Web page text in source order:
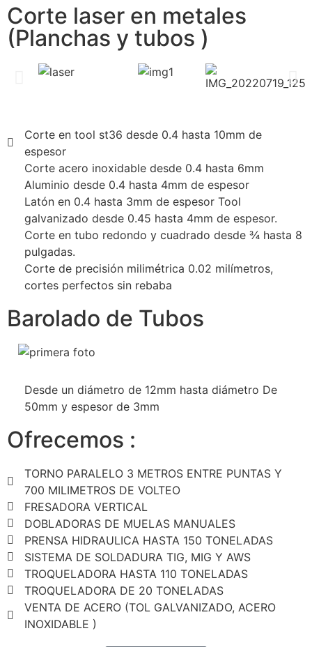
Corte laser en metales
(Planchas y tubos )
Corte en tool st36 desde 0.4 hasta 10mm de
espesor
Corte acero inoxidable desde 0.4 hasta 6mm
Aluminio desde 0.4 hasta 4mm de espesor
Latón en 0.4 hasta 3mm de espesor Tool
galvanizado desde 0.45 hasta 4mm de espesor.
Corte en tubo redondo y cuadrado desde ¾ hasta 8
pulgadas.
Corte de precisión milimétrica 0.02 milímetros,
cortes perfectos sin rebaba
Barolado de Tubos
Desde un diámetro de 12mm hasta diámetro De
50mm y espesor de 3mm
Ofrecemos :
TORNO PARALELO 3 METROS ENTRE PUNTAS Y
700 MILIMETROS DE VOLTEO
FRESADORA VERTICAL
DOBLADORAS DE MUELAS MANUALES
PRENSA HIDRAULICA HASTA 150 TONELADAS
SISTEMA DE SOLDADURA TIG, MIG Y AWS
TROQUELADORA HASTA 110 TONELADAS
TROQUELADORA DE 20 TONELADAS
VENTA DE ACERO (TOL GALVANIZADO, ACERO
INOXIDABLE )